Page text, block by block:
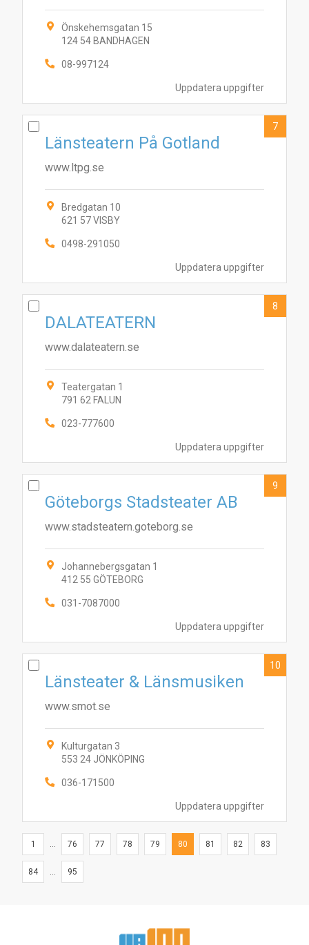
Uppdatera uppgifter
Önskehemsgatan 15
124 54 BANDHAGEN
08-997124
Uppdatera uppgifter
Länsteatern På Gotland
www.ltpg.se
Bredgatan 10
621 57 VISBY
0498-291050
7
Uppdatera uppgifter
DALATEATERN
www.dalateatern.se
Teatergatan 1
791 62 FALUN
023-777600
8
Uppdatera uppgifter
Göteborgs Stadsteater AB
www.stadsteatern.goteborg.se
Johannebergsgatan 1
412 55 GÖTEBORG
031-7087000
9
Uppdatera uppgifter
Länsteater & Länsmusiken
www.smot.se
Kulturgatan 3
553 24 JÖNKÖPING
036-171500
10
1 ... 76 77 78 79 80 81 82 83
84 ... 95